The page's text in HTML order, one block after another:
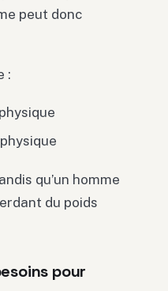
peut donc
:
qu’un homme
du poids
pour